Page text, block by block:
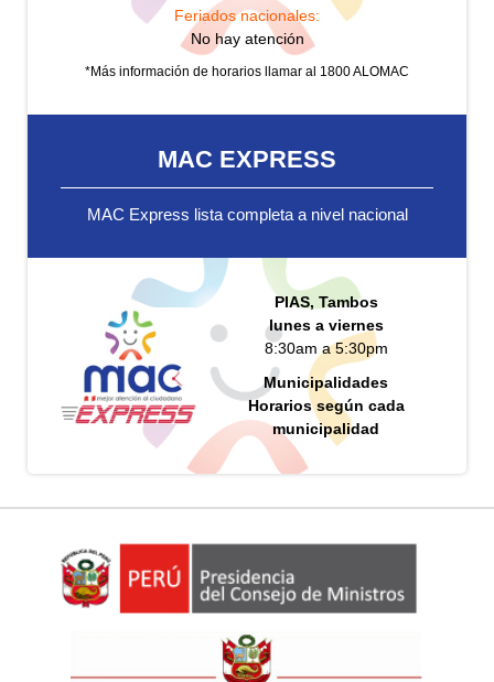
Feriados nacionales:
No hay atención
*Más información de horarios llamar al 1800 ALOMAC
MAC EXPRESS
MAC Express lista completa a nivel nacional
PIAS, Tambos
lunes a viernes
8:30am a 5:30pm
Municipalidades
Horarios según cada
municipalidad